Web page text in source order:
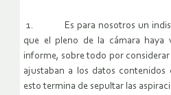
1. Es para nosotros un
que el pleno de la cámara haya
informe, sobre todo por
ajustaban a los datos contenidos
esto termina de sepultar las